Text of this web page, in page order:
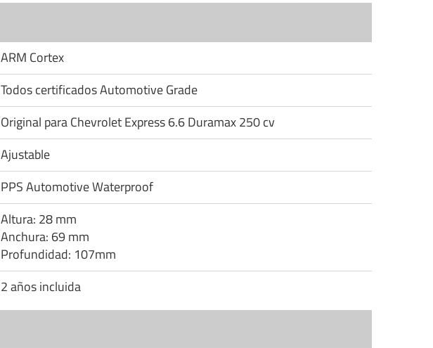
ARM Cortex
Todos certificados Automotive Grade
Original para Chevrolet Express 6.6 Duramax 250 cv
Ajustable
PPS Automotive Waterproof
Altura: 28 mm
Anchura: 69 mm
Profundidad: 107mm
2 años incluida